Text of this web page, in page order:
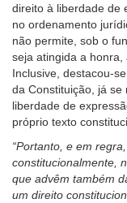
direito à liberdade de
no ordenamento
não permite, sob o
seja atingida a
Inclusive, destacou-
da Constituição, já se
liberdade de
próprio texto
“Portanto, e em
constitucionalmente,
que advêm também
um direito